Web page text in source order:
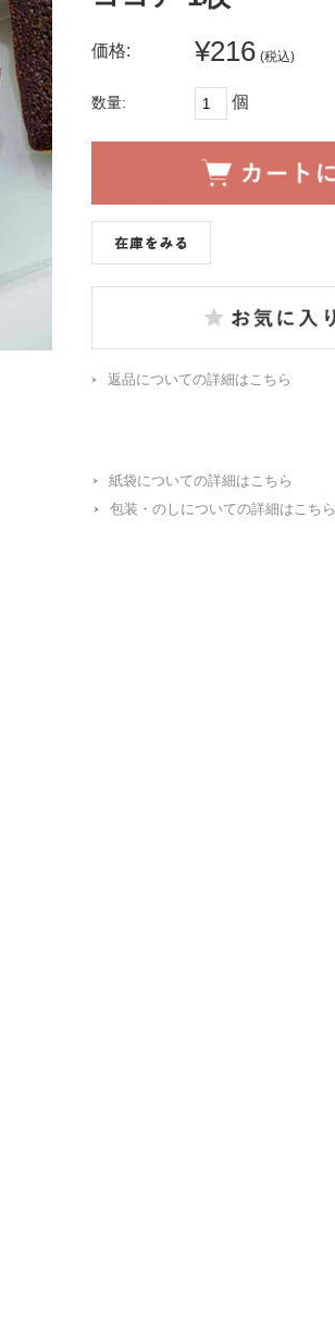
価格: ¥216 (税込)
数量: 個
返品についての詳細はこちら
紙袋についての詳細はこちら
包装・のしについての詳細はこちら